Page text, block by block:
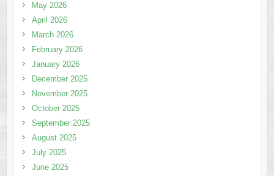
May 2026
April 2026
March 2026
February 2026
January 2026
December 2025
November 2025
October 2025
September 2025
August 2025
July 2025
June 2025